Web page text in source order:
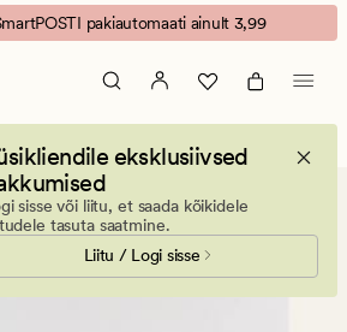
pakiautomaati ainult 3,99
eksklusiivsed
sisse või liitu, et saada kõikidele
tasuta saatmine.
Liitu / Logi sisse
Linased laudlinad